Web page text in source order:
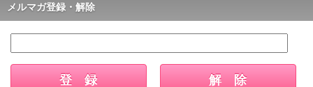
メルマガ登録・解除